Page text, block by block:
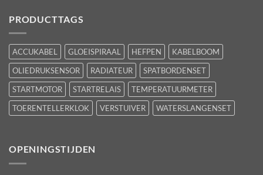
PRODUCTTAGS
ACCUKABEL GLOEISPIRAAL HEFPEN
KABELBOOM
OLIEDRUKSENSOR
RADIATEUR
SPATBORDENSET
STARTMOTOR
STARTRELAIS
TEMPERATUURMETER
TOERENTELLERKLOK
VERSTUIVER WATERSLANGENSET
OPENINGSTIJDEN